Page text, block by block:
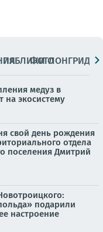
ПАБЛИКИ
ФОТОЛОНГРИДЫ
медуз в
на экосистему
свой день рождения
отдела
поселения Дмитрий
подарили
настроение